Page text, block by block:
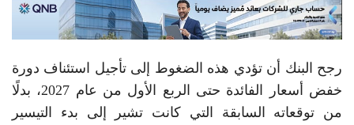
رجح البنك أن تؤدي هذه الضغوط إلى تأجيل استئناف دورة
خفض أسعار الفائدة حتى الربع الأول من عام 2027، بدلًا
من توقعاته السابقة التي كانت تشير إلى بدء التيسير